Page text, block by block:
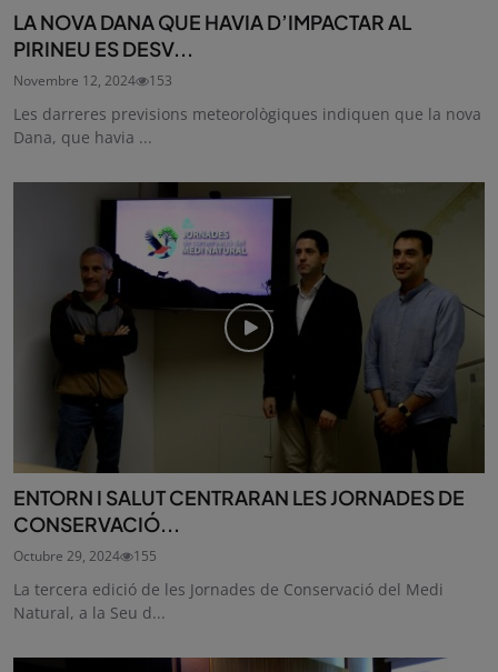
LA NOVA DANA QUE HAVIA D’IMPACTAR AL
PIRINEU ES DESV...
Novembre 12, 2024 153
Les darreres previsions meteorològiques indiquen que la nova
Dana, que havia ...
ENTORN I SALUT CENTRARAN LES JORNADES DE
CONSERVACIÓ...
Octubre 29, 2024 155
La tercera edició de les Jornades de Conservació del Medi
Natural, a la Seu d...